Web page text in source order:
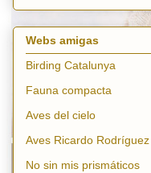
Webs amigas
Birding Catalunya
Fauna compacta
Aves del cielo
Aves Ricardo Rodríguez
No sin mis prismáticos